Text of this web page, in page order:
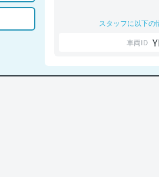
スタッフに以下の
車両ID